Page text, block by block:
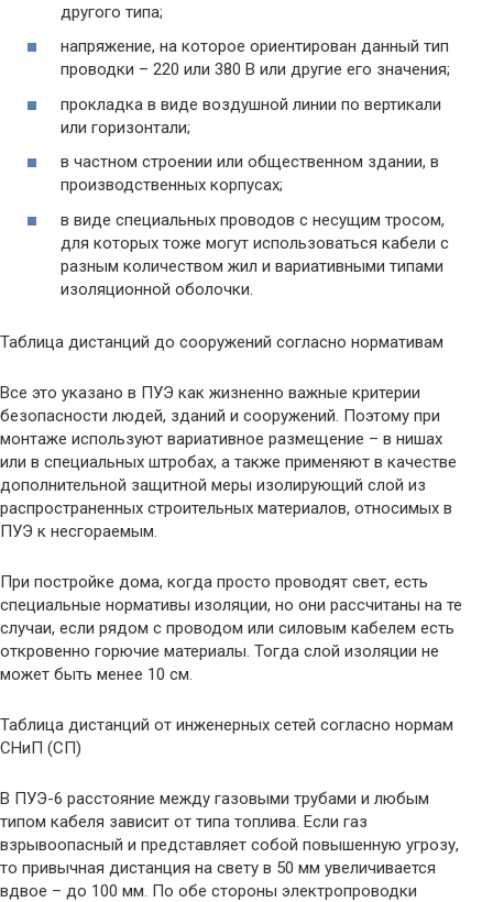
другого типа;
напряжение, на которое ориентирован данный тип
проводки – 220 или 380 В или другие его значения;
прокладка в виде воздушной линии по вертикали
или горизонтали;
в частном строении или общественном здании, в
производственных корпусах;
в виде специальных проводов с несущим тросом,
для которых тоже могут использоваться кабели с
разным количеством жил и вариативными типами
изоляционной оболочки.
Таблица дистанций до сооружений согласно нормативам
Все это указано в ПУЭ как жизненно важные критерии
безопасности людей, зданий и сооружений. Поэтому при
монтаже используют вариативное размещение – в нишах
или в специальных штробах, а также применяют в качестве
дополнительной защитной меры изолирующий слой из
распространенных строительных материалов, относимых в
ПУЭ к несгораемым.
При постройке дома, когда просто проводят свет, есть
специальные нормативы изоляции, но они рассчитаны на те
случаи, если рядом с проводом или силовым кабелем есть
откровенно горючие материалы. Тогда слой изоляции не
может быть менее 10 см.
Таблица дистанций от инженерных сетей согласно нормам
СНиП (СП)
В ПУЭ-6 расстояние между газовыми трубами и любым
типом кабеля зависит от типа топлива. Если газ
взрывоопасный и представляет собой повышенную угрозу,
то привычная дистанция на свету в 50 мм увеличивается
вдвое – до 100 мм. По обе стороны электропроводки